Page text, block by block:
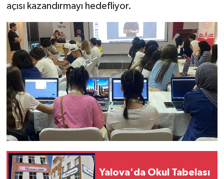
açısı kazandırmayı hedefliyor.
Yalova'da Okul Tabelası